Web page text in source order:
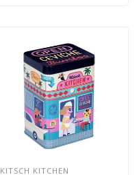
KITSCH KITCHEN